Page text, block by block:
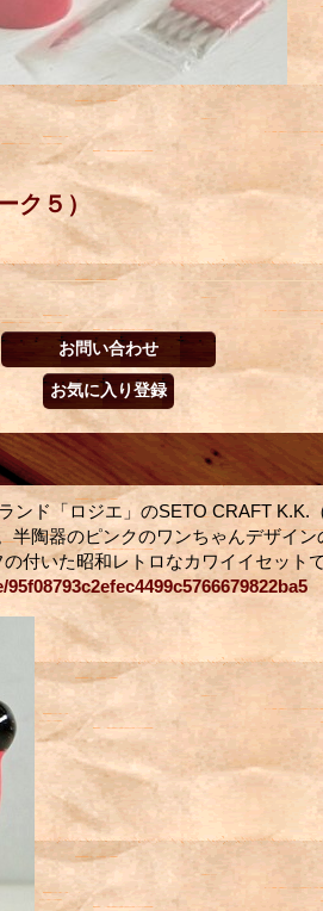
ク５）
ンド「ロジエ」のSETO CRAFT K.K.
半陶器のピンクのワンちゃんデザイ
付いた昭和レトロなカワイイセット